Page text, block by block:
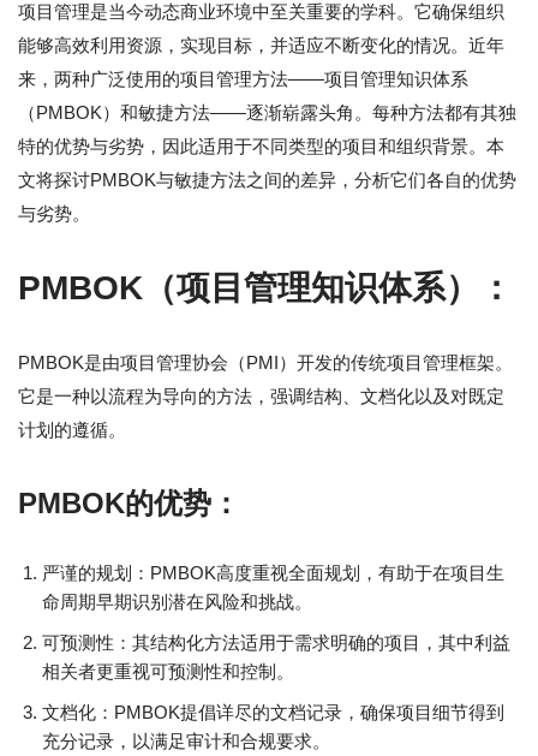
项目管理是当今动态商业环境中至关重要的学科。它确保组织
能够高效利用资源，实现目标，并适应不断变化的情况。近年
来，两种广泛使用的项目管理方法——项目管理知识体系
（PMBOK）和敏捷方法——逐渐崭露头角。每种方法都有其独
特的优势与劣势，因此适用于不同类型的项目和组织背景。本
文将探讨PMBOK与敏捷方法之间的差异，分析它们各自的优势
与劣势。
PMBOK（项目管理知识体系）：
PMBOK是由项目管理协会（PMI）开发的传统项目管理框架。
它是一种以流程为导向的方法，强调结构、文档化以及对既定
计划的遵循。
PMBOK的优势：
严谨的规划：PMBOK高度重视全面规划，有助于在项目生
命周期早期识别潜在风险和挑战。
可预测性：其结构化方法适用于需求明确的项目，其中利益
相关者更重视可预测性和控制。
文档化：PMBOK提倡详尽的文档记录，确保项目细节得到
充分记录，以满足审计和合规要求。